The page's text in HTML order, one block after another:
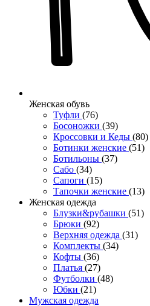
Женcкая обувь
Туфли (76)
Босоножки (39)
Кроссовки и Кеды (80)
Ботинки женские (51)
Ботильоны (37)
Сабо (34)
Сапоги (15)
Тапочки женские (13)
Женская одежда
Блузки&рубашки (51)
Брюки (92)
Верхняя одежда (31)
Комплекты (34)
Кофты (36)
Платья (27)
Футболки (48)
Юбки (21)
Мужская одежда